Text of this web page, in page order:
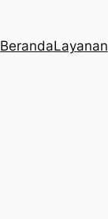
BerandaLayanan